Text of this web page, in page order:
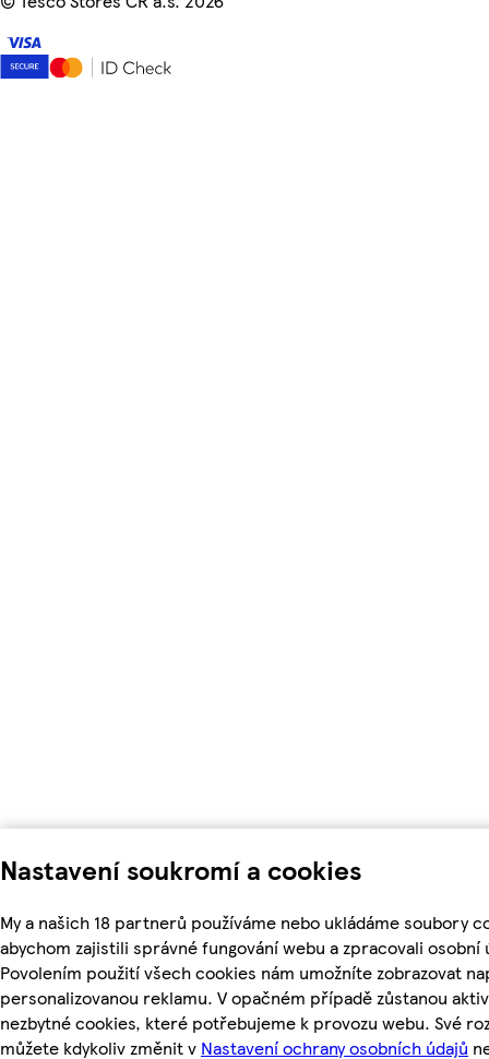
Nastavení soukromí a cookies
My a našich 18 partnerů používáme nebo ukládáme soubory
abychom zajistili správné fungování webu a zpracovali osobní
Povolením použití všech cookies nám umožníte zobrazovat
personalizovanou reklamu. V opačném případě zůstanou
nezbytné cookies, které potřebujeme k provozu webu. Své
můžete kdykoliv změnit v Nastavení ochrany osobních údajů